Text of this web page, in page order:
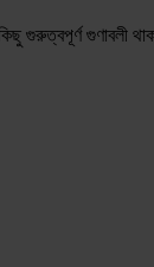
গুরুত্বপূর্ণ গুণাবলী